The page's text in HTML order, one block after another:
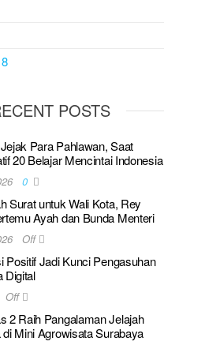
POSTS
Para Pahlawan, Saat
20 Belajar Mencintai Indonesia
0
Surat untuk Wali Kota, Rey
Ayah dan Bunda Menteri
Off
Positif Jadi Kunci Pengasuhan
Digital
Off
2 Raih Pangalaman Jelajah
Mini Agrowisata Surabaya